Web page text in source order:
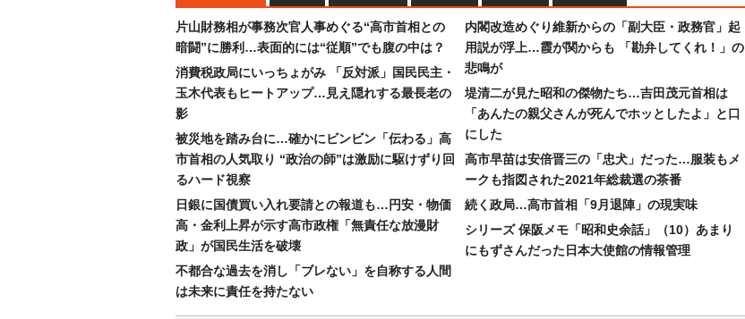
片山財務相が事務次官人事めぐる“高市首相との
暗闘”に勝利…表面的には“従順”でも腹の中は？
消費税政局にいっちょがみ 「反対派」国民民主・
玉木代表もヒートアップ…見え隠れする最長老の
影
被災地を踏み台に…確かにビンビン「伝わる」高
市首相の人気取り “政治の師”は激励に駆けずり回
るハード視察
日銀に国債買い入れ要請との報道も…円安・物価
高・金利上昇が示す高市政権「無責任な放漫財
政」が国民生活を破壊
不都合な過去を消し「ブレない」を自称する人間
は未来に責任を持たない
内閣改造めぐり維新からの「副大臣・政務官」起
用説が浮上…霞が関からも 「勘弁してくれ！」の
悲鳴が
堤清二が見た昭和の傑物たち…吉田茂元首相は
「あんたの親父さんが死んでホッとしたよ」と口
にした
高市早苗は安倍晋三の「忠犬」だった…服装もメ
ークも指図された2021年総裁選の茶番
続く政局…高市首相「9月退陣」の現実味
シリーズ 保阪メモ「昭和史余話」（10）あまり
にもずさんだった日本大使館の情報管理